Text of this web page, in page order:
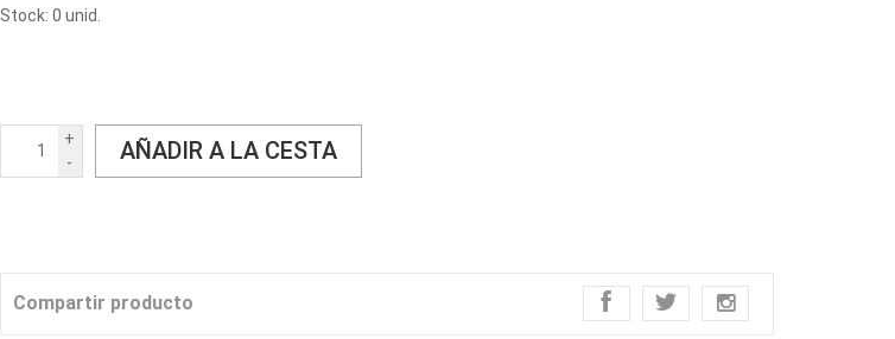
Stock: 0 unid.
+
-
AÑADIR A LA CESTA
Compartir producto